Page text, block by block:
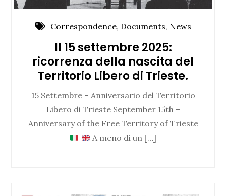
Correspondence, Documents, News
Il 15 settembre 2025:
ricorrenza della nascita del
Territorio Libero di Trieste.
15 Settembre – Anniversario del Territorio
Libero di Trieste September 15th –
Anniversary of the Free Territory of Trieste
A meno di un […]